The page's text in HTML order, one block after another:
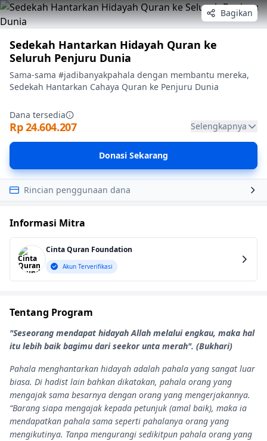
Bagikan
Sedekah Hantarkan Hidayah Quran ke
Seluruh Penjuru Dunia
Sama-sama #jadibanyakpahala dengan membantu mereka,
Sedekah Hantarkan Cahaya Quran ke Penjuru Dunia
Dana tersedia
Rp 24.604.207 Selengkapnya
Donasi Sekarang
Rincian penggunaan dana
Informasi Mitra
Cinta Quran Foundation
Akun Terverifikasi
Tentang Program
"Seseorang mendapat hidayah Allah melalui engkau, maka hal
itu lebih baik bagimu dari seekor unta merah". (Bukhari)
Pahala menghantarkan hidayah adalah pahala yang sangat luar
biasa. Di hadist lain bahkan dikatakan, pahala orang yang
mengajak sama besarnya dengan orang yang mengerjakannya.
“Barang siapa mengajak kepada petunjuk (amal baik), maka ia
mendapatkan pahala sama seperti pahalanya orang yang
mengikutinya. Tanpa mengurangi sedikitpun pahala orang yang